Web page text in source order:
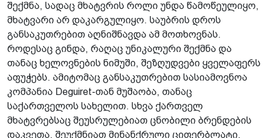
შექმნა, სადაც მხატვრის როლი უნდა წამოწეულიყო,
მხატვარი არ დაკარგულიყო. საუბრის დროს
განსაკუთრებით აღნიშნავდა ამ მოთხოვნას.
როდესაც გინდა, რაღაც უნიკალური შექმნა და
თანაც ხელოვნების ნიმუში, შეზღუდვები ყველაფერს
აფუჭებს. ამიტომაც განსაკუთრებით სასიამოვნოა
კომპანია Deguiret-თან მუშაობა, თანაც
საქართველოს სახელით. სხვა ქართველ
მხატვრებსაც შეუსრულებიათ ცნობილი ბრენდების
დაკვეთა, შეუქმნიათ მინანქრული ციფერბლატი,